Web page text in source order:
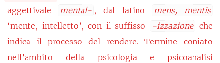
aggettivale
mental- , dal latino
mens, mentis
‘mente, intelletto’, con il suffisso
-izzazione
che
indica il processo del rendere. Termine coniato
nell’ambito della psicologia e psicoanalisi